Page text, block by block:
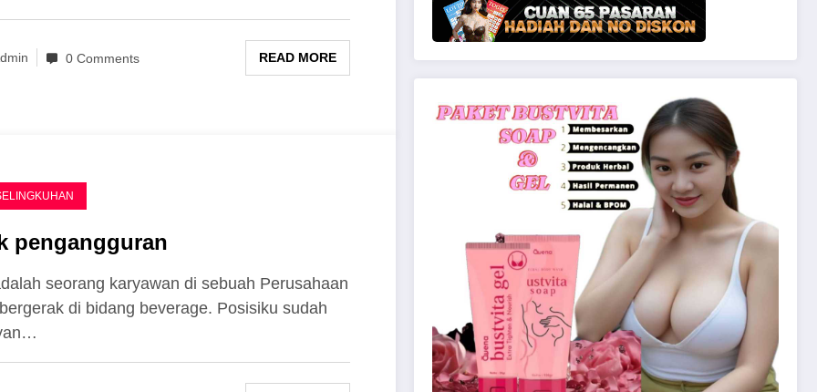
0 Comments READ MORE
pengangguran
seorang karyawan di sebuah Perusahaan
di bidang beverage. Posisiku sudah